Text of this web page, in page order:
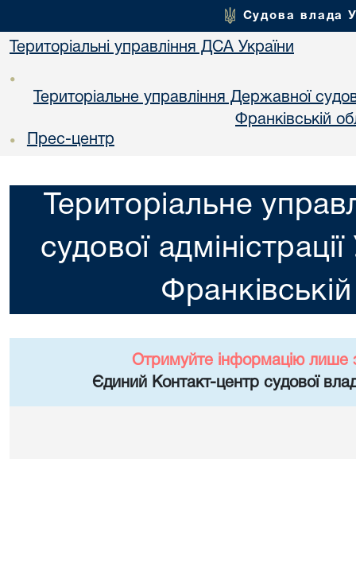
Судова влада
Територіальні управління ДСА України
•
Територіальне управління Державної
Франкiвській
• Прес-центр
Територіальне
судової
Отримуйте інформацію лише
Єдиний Контакт-центр судової